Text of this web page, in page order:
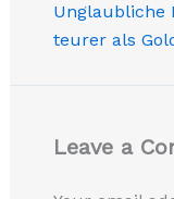
Unglaubliche
teurer als
Leave a